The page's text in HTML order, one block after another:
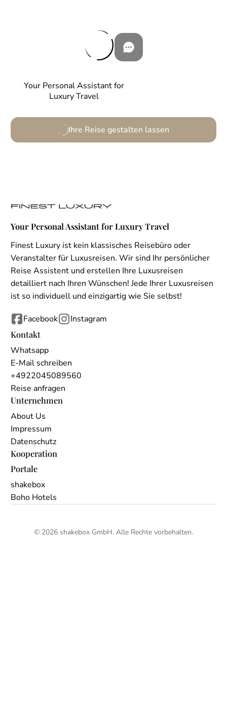
Your Personal Assistant for
Luxury Travel
Ihre Reise gestalten lassen
Your Personal Assistant for Luxury Travel
Finest Luxury ist kein klassisches Reisebüro oder
Veranstalter für Luxusreisen. Wir sind Ihr persönlicher
Reise Assistent und erstellen Ihre Luxusreisen
detailliert nach Ihren Wünschen! Jede Ihrer Luxusreisen
ist so individuell und einzigartig wie Sie selbst!
Facebook
Instagram
Kontakt
Whatsapp
E-Mail schreiben
+4922045089560
Reise anfragen
Unternehmen
About Us
Impressum
Datenschutz
Kooperation
Portale
shakebox
Boho Hotels
© 2026 shakebox GmbH. Alle Rechte vorbehalten.